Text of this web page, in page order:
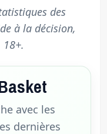
des
à la décision,
avec les
dernières